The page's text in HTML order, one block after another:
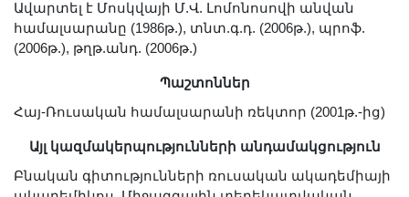
ծրագրեր
Լուսանկարներ
«Գիտություն» թերթ
«Գիտության աշխարհում»
Ավարտել է Մոսկվայի Մ.Վ. Լոմոնոսովի անվան
համալսարանը (1986թ.), տնտ.գ.դ. (2006թ.), պրոֆ.
(2006թ.), թղթ.անդ. (2006թ.)
Պաշտոններ
Հայ-Ռուսական համալսարանի ռեկտոր (2001թ.-ից)
Այլ կազմակերպությունների անդամակցություն
Բնական գիտությունների ռուսական ակադեմիայի